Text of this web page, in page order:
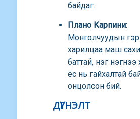
байдаг.
Плано Карпини:
Монголчуудын гэр
харилцаа маш
баттай, нэг нэгнээ
ёс нь гайхалтай
онцолсон бий.
ДҮГНЭЛТ